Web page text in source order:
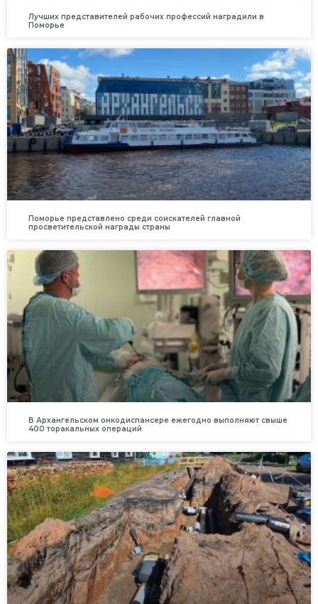
Лучших представителей рабочих профессий наградили в
Поморье
Поморье представлено среди соискателей главной
просветительской награды страны
В Архангельском онкодиспансере ежегодно выполняют свыше
400 торакальных операций